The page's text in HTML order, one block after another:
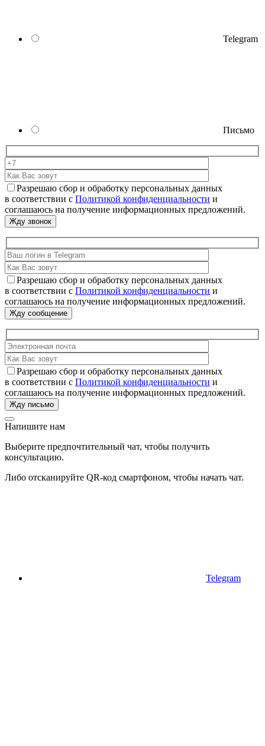
Telegram
Письмо
Разрешаю сбор и обработку персональных данных
в соответствии с Политикой конфиденциальности и
соглашаюсь на получение информационных предложений.
Разрешаю сбор и обработку персональных данных
в соответствии с Политикой конфиденциальности и
соглашаюсь на получение информационных предложений.
Разрешаю сбор и обработку персональных данных
в соответствии с Политикой конфиденциальности и
соглашаюсь на получение информационных предложений.
Напишите нам
Выберите предпочтительный чат, чтобы получить
консультацию.
Либо отсканируйте QR-код смартфоном, чтобы начать чат.
Telegram